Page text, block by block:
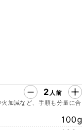
2 人前
加減など、手順も分量に合
100g